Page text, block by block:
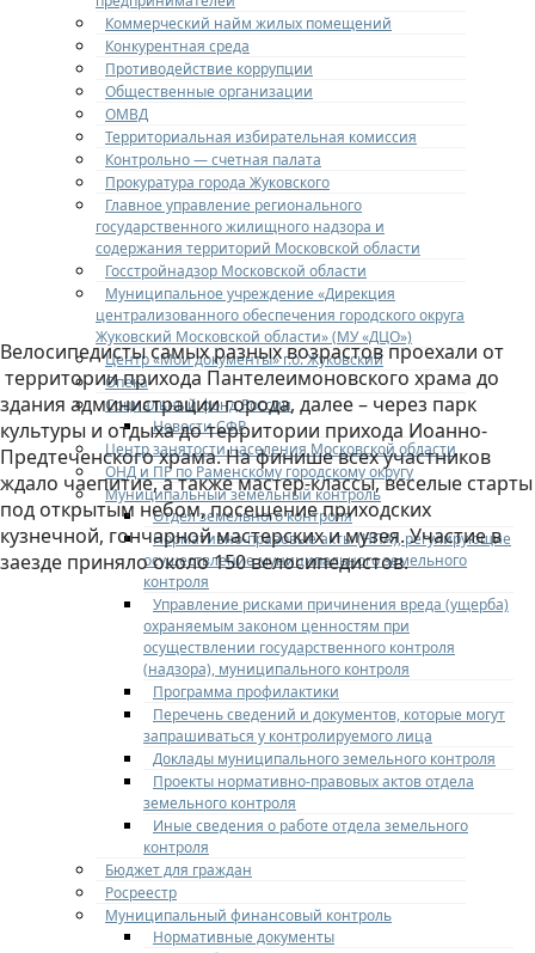
Коммерческий найм жилых помещений
Конкурентная среда
Противодействие коррупции
Общественные организации
ОМВД
Территориальная избирательная комиссия
Контрольно — счетная палата
Прокуратура города Жуковского
Главное управление регионального
государственного жилищного надзора и
содержания территорий Московской области
Госстройнадзор Московской области
Муниципальное учреждение «Дирекция
централизованного обеспечения городского округа
Жуковский Московской области» (МУ «ДЦО»)
Центр «Мои документы» г.о. Жуковский
Опека
Социальный фонд России
Новости СФР
Центр занятости населения Московской области
ОНД и ПР по Раменскому городскому округу
Муниципальный земельный контроль
Отдел земельного контроля
Нормативно-правовые акты (НПА), регулирующие
осуществление муниципального земельного
контроля
Управление рисками причинения вреда (ущерба)
охраняемым законом ценностям при
осуществлении государственного контроля
(надзора), муниципального контроля
Программа профилактики
Перечень сведений и документов, которые могут
запрашиваться у контролируемого лица
Доклады муниципального земельного контроля
Проекты нормативно-правовых актов отдела
земельного контроля
Иные сведения о работе отдела земельного
контроля
Бюджет для граждан
Росреестр
Муниципальный финансовый контроль
Нормативные документы
Велосипедисты самых разных возрастов проехали от
территории прихода Пантелеимоновского храма до
здания администрации города, далее – через парк
культуры и отдыха до территории прихода Иоанно-
Предтеченского храма. На финише всех участников
ждало чаепитие, а также мастер-классы, веселые старты
под открытым небом, посещение приходских
кузнечной, гончарной мастерских и музея. Участие в
заезде приняло около 150 велосипедистов.